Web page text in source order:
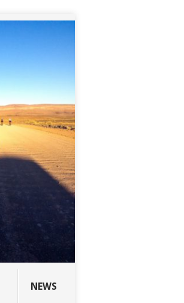
NEWS